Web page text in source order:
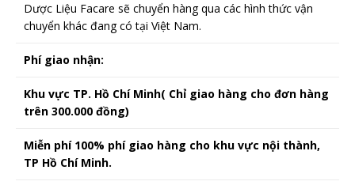
Dược Liệu Facare sẽ chuyển hàng qua các hình thức vận
chuyển khác đang có tại Việt Nam.
Phí giao nhận:
Khu vực TP. Hồ Chí Minh( Chỉ giao hàng cho đơn hàng
trên 300.000 đồng)
Miễn phí 100% phí giao hàng cho khu vực nội thành,
TP Hồ Chí Minh.